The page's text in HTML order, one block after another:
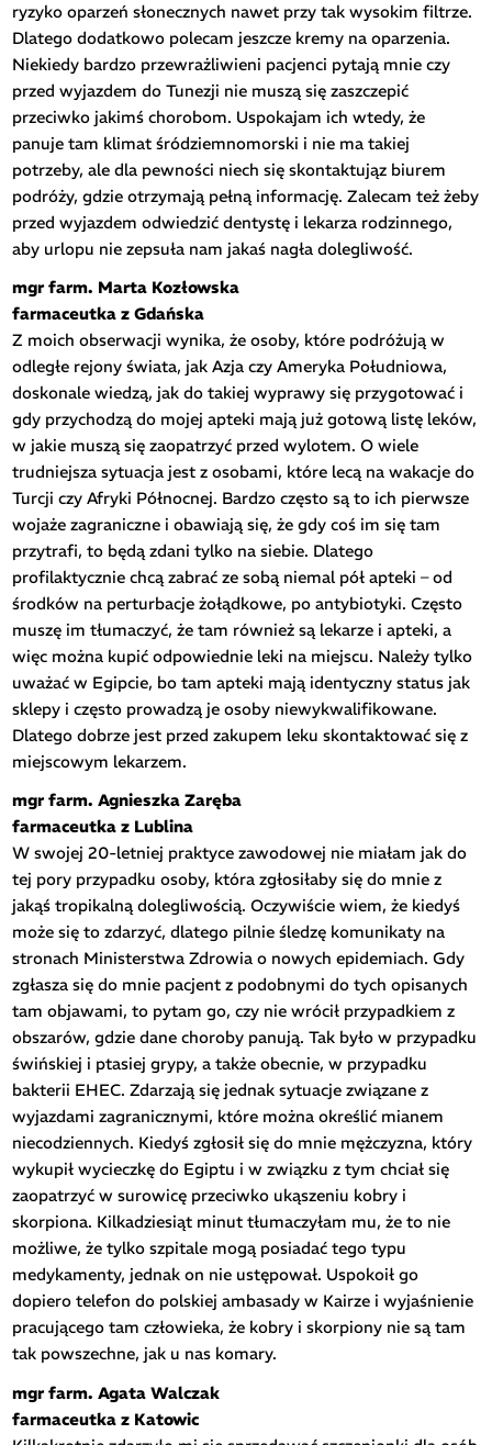
ryzyko oparzeń słonecznych nawet przy tak wysokim filtrze.
Dlatego dodatkowo polecam jeszcze kremy na oparzenia.
Niekiedy bardzo przewrażliwieni pacjenci pytają mnie czy
przed wyjazdem do Tunezji nie muszą się zaszczepić
przeciwko jakimś chorobom. Uspokajam ich wtedy, że
panuje tam klimat śródziemnomorski i nie ma takiej
potrzeby, ale dla pewności niech się skontaktująz biurem
podróży, gdzie otrzymają pełną informację. Zalecam też żeby
przed wyjazdem odwiedzić dentystę i lekarza rodzinnego,
aby urlopu nie zepsuła nam jakaś nagła dolegliwość.
mgr farm. Marta Kozłowska
farmaceutka z Gdańska
Z moich obserwacji wynika, że osoby, które podróżują w
odległe rejony świata, jak Azja czy Ameryka Południowa,
doskonale wiedzą, jak do takiej wyprawy się przygotować i
gdy przychodzą do mojej apteki mają już gotową listę leków,
w jakie muszą się zaopatrzyć przed wylotem. O wiele
trudniejsza sytuacja jest z osobami, które lecą na wakacje do
Turcji czy Afryki Północnej. Bardzo często są to ich pierwsze
wojaże zagraniczne i obawiają się, że gdy coś im się tam
przytrafi, to będą zdani tylko na siebie. Dlatego
profilaktycznie chcą zabrać ze sobą niemal pół apteki – od
środków na perturbacje żołądkowe, po antybiotyki. Często
muszę im tłumaczyć, że tam również są lekarze i apteki, a
więc można kupić odpowiednie leki na miejscu. Należy tylko
uważać w Egipcie, bo tam apteki mają identyczny status jak
sklepy i często prowadzą je osoby niewykwalifikowane.
Dlatego dobrze jest przed zakupem leku skontaktować się z
miejscowym lekarzem.
mgr farm. Agnieszka Zaręba
farmaceutka z Lublina
W swojej 20-letniej praktyce zawodowej nie miałam jak do
tej pory przypadku osoby, która zgłosiłaby się do mnie z
jakąś tropikalną dolegliwością. Oczywiście wiem, że kiedyś
może się to zdarzyć, dlatego pilnie śledzę komunikaty na
stronach Ministerstwa Zdrowia o nowych epidemiach. Gdy
zgłasza się do mnie pacjent z podobnymi do tych opisanych
tam objawami, to pytam go, czy nie wrócił przypadkiem z
obszarów, gdzie dane choroby panują. Tak było w przypadku
świńskiej i ptasiej grypy, a także obecnie, w przypadku
bakterii EHEC. Zdarzają się jednak sytuacje związane z
wyjazdami zagranicznymi, które można określić mianem
niecodziennych. Kiedyś zgłosił się do mnie mężczyzna, który
wykupił wycieczkę do Egiptu i w związku z tym chciał się
zaopatrzyć w surowicę przeciwko ukąszeniu kobry i
skorpiona. Kilkadziesiąt minut tłumaczyłam mu, że to nie
możliwe, że tylko szpitale mogą posiadać tego typu
medykamenty, jednak on nie ustępował. Uspokoił go
dopiero telefon do polskiej ambasady w Kairze i wyjaśnienie
pracującego tam człowieka, że kobry i skorpiony nie są tam
tak powszechne, jak u nas komary.
mgr farm. Agata Walczak
farmaceutka z Katowic